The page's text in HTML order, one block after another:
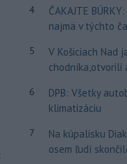
4
ČAKAJTE
najmä v týchto
5
V Košiciach Nad
chodníka,otvorili
6
DPB: Všetky
klimatizáciu
7
Na kúpalisku
osem ľudí